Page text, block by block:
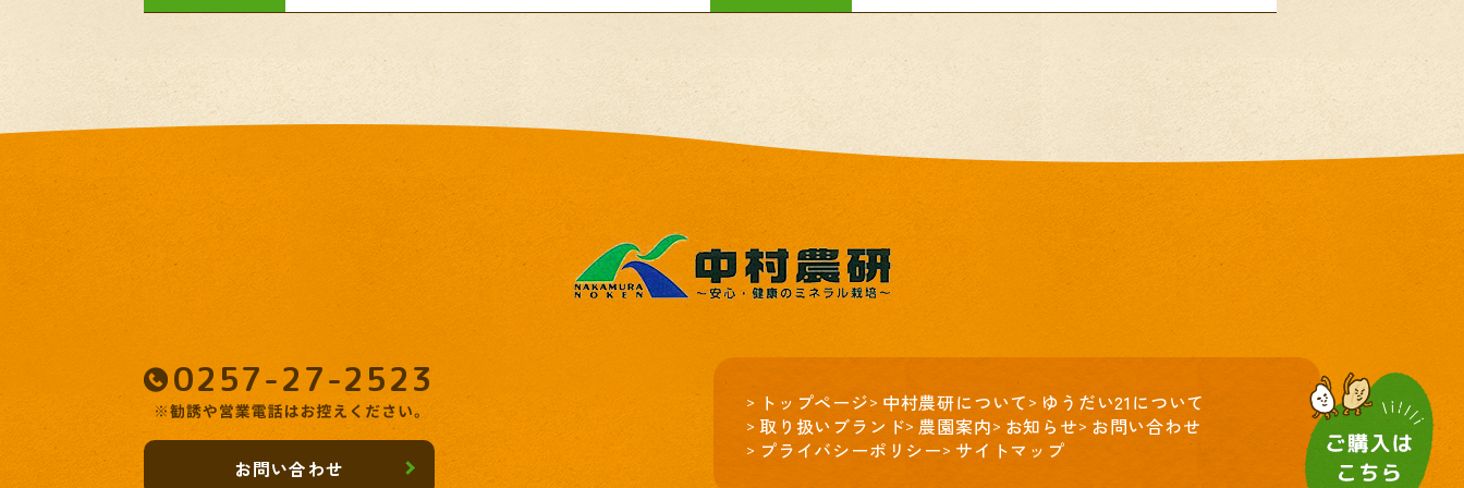
0257-27-2523
お問い合わせ
トップページ 中村農研について
ゆうだい21について
取り扱いブランド 農園案内 お知らせ
お問い合わせ
プライバシーポリシー
サイトマップ